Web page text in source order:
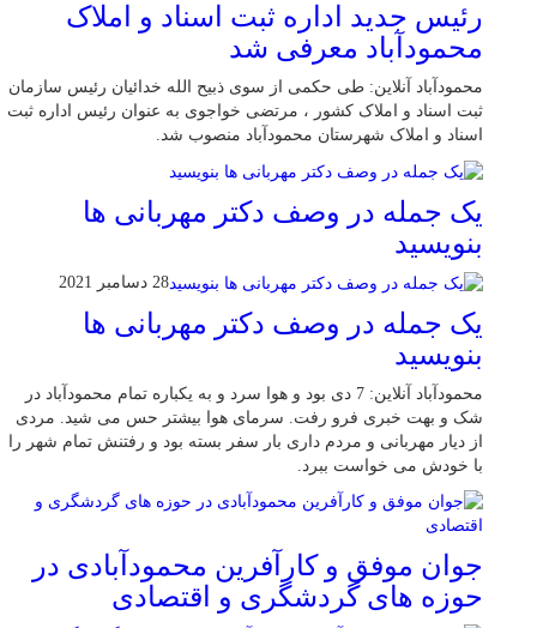
رئیس جدید اداره ثبت اسناد و املاک
محمودآباد معرفی شد
محمودآباد آنلاین: طی حکمی از سوی ذبیح الله خدائیان رئیس سازمان
ثبت اسناد و املاک کشور ، مرتضی خواجوی به عنوان رئیس اداره ثبت
اسناد و املاک شهرستان محمودآباد منصوب شد.
یک جمله در وصف دکتر مهربانی ها
بنویسید
28 دسامبر 2021
یک جمله در وصف دکتر مهربانی ها
بنویسید
محمودآباد آنلاین: 7 دی بود و هوا سرد و به یکباره تمام محمودآباد در
شک و بهت خبری فرو رفت. سرمای هوا بیشتر حس می شید. مردی
از دیار مهربانی و مردم داری بار سفر بسته بود و رفتنش تمام شهر را
با خودش می خواست ببرد.
جوان موفق و کارآفرین محمودآبادی در
حوزه های گردشگری و اقتصادی